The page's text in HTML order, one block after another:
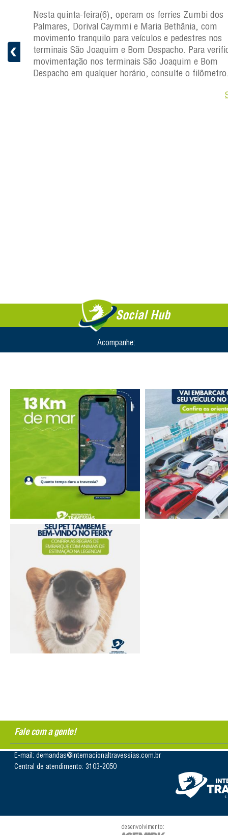
Nesta quinta-feira(6), operam os ferries Zumbi dos
Palmares, Dorival Caymmi e Maria Bethânia, com
movimento tranquilo para veículos e pedestres nos
terminais São Joaquim e Bom Despacho. Para
movimentação nos terminais São Joaquim e Bom
Despacho em qualquer horário, consulte o
Social Hub
Acompanhe:
Fale com a gente!
E-mail: demandas@internacionaltravessias.com.br
Central de atendimento: 3103-2050
desenvolvimento: